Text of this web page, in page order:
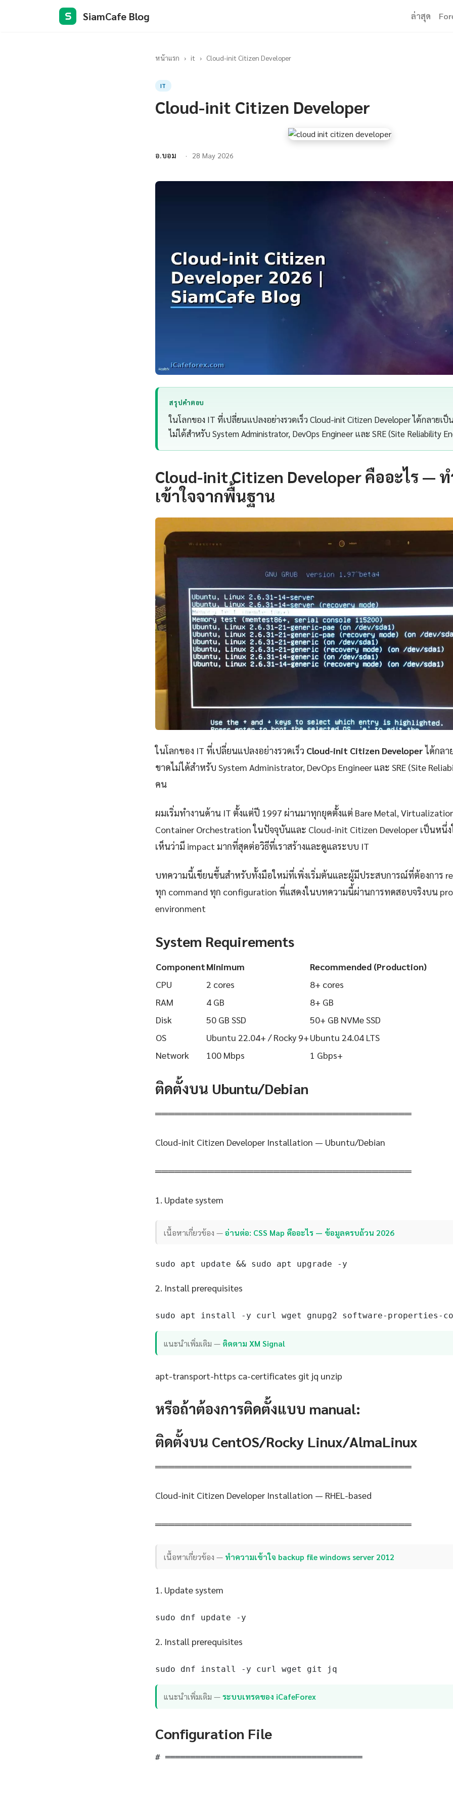
S SiamCafe Blog ล่าสุด
หน้าแรก › it › Cloud-init Citizen Developer
IT
Cloud-init Citizen Developer
อ.บอม 28 May 2026
สรุปคำตอบ
ในโลกของ IT ที่เปลี่ยนแปลงอย่างรวดเร็ว Cloud-init Citizen Developer ได้กลายเ
ไม่ได้สำหรับ System Administrator, DevOps Engineer และ SRE (Site Reliability
Cloud-init Citizen Developer คืออะไร —
เข้าใจจากพื้นฐาน
ในโลกของ IT ที่เปลี่ยนแปลงอย่างรวดเร็ว Cloud-init Citizen Developer ได้กลา
ขาดไม่ได้สำหรับ System Administrator, DevOps Engineer และ SRE (Site
คน
ผมเริ่มทำงานด้าน IT ตั้งแต่ปี 1997 ผ่านมาทุกยุคตั้งแต่ Bare Metal,
Container Orchestration ในปัจจุบันและ Cloud-init Citizen Developer เป็นหนึ่
เห็นว่ามี impact มากที่สุดต่อวิธีที่เราสร้างและดูแลระบบ IT
บทความนี้เขียนขึ้นสำหรับทั้งมือใหม่ที่เพิ่งเริ่มต้นและผู้มีประสบการณ์ที่ต้องการ
ทุก command ทุก configuration ที่แสดงในบทความนี้ผ่านการทดสอบจริงบน
environment
System Requirements
ComponentMinimum
Recommended (Production)
CPU
2 cores
8+ cores
RAM
4 GB
8+ GB
Disk
50 GB SSD
50+ GB NVMe SSD
OS
Ubuntu 22.04+ / Rocky 9+Ubuntu 24.04 LTS
Network
100 Mbps 1 Gbps+
ติดตั้งบน Ubuntu/Debian
═══════════════════════════════════════
Cloud-init Citizen Developer Installation — Ubuntu/Debian
═══════════════════════════════════════
1. Update system
เนื้อหาเกี่ยวข้อง —อ่านต่อ: CSS Map คืออะไร — ข้อมูลครบถ้วน 2026
sudo apt update && sudo apt upgrade -y
2. Install prerequisites
sudo apt install -y curl wget gnupg2 software-properties-
แนะนำเพิ่มเติม — ติดตาม XM Signal
apt-transport-https ca-certificates git jq unzip
หรือถ้าต้องการติดตั้งแบบ manual:
ติดตั้งบน CentOS/Rocky Linux/AlmaLinux
═══════════════════════════════════════
Cloud-init Citizen Developer Installation — RHEL-based
═══════════════════════════════════════
เนื้อหาเกี่ยวข้อง — ทำความเข้าใจ backup file windows server 2012
1. Update system
sudo dnf update -y
2. Install prerequisites
sudo dnf install -y curl wget git jq
แนะนำเพิ่มเติม —ระบบเทรดของ iCafeForex
Configuration File
# ═══════════════════════════════════════